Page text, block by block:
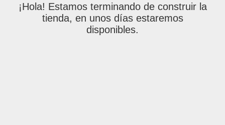
¡Hola! Estamos terminando de construir la
tienda, en unos días estaremos
disponibles.